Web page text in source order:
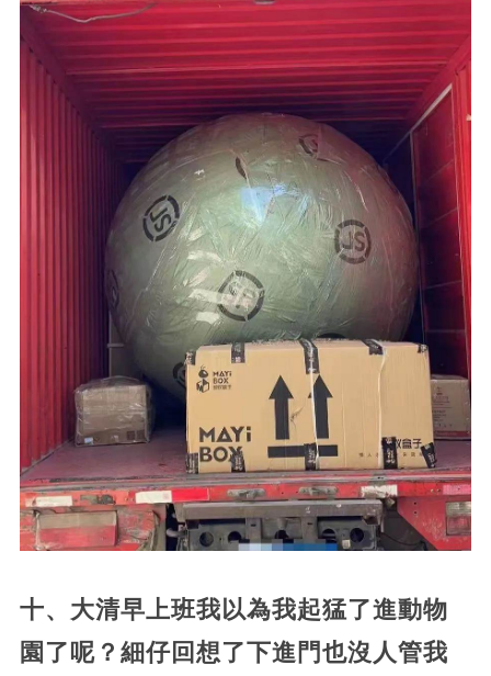
十、大清早上班我以為我起猛了進動物
園了呢？細仔回想了下進門也沒人管我